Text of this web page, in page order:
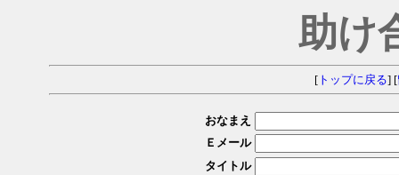
助け
[トップに戻る] [
おなまえ
Ｅメール
タイトル